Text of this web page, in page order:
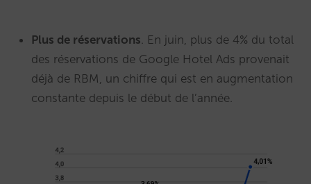
Plus de réservations. En juin, plus de 4% du total
des réservations de Google Hotel Ads provenait
déjà de RBM, un chiffre qui est en augmentation
constante depuis le début de l’année.